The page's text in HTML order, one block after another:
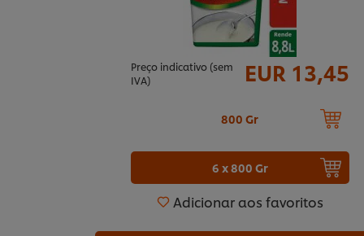
Preço indicativo (sem
IVA)
EUR 13,45
800 Gr
6 x 800 Gr
Adicionar aos favoritos